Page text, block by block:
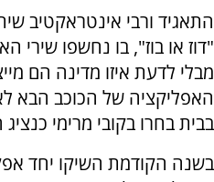
התאגיד ורבי אינטראקטיב
"דוז או בוז", בו נחשפו שירי
מבלי לדעת איזו מדינה הם
האפליקציה של הכוכב הבא
בבית בחרו בקובי מרימי כנציג
בשנה הקודמת השיקו יחד